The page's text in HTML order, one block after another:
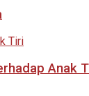
Anak